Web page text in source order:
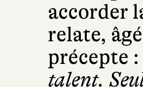
accorder
relate,
précepte :
talent.